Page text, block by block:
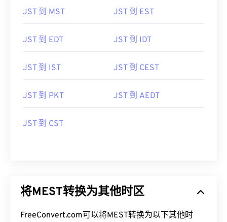
JST 到 MST JST 到 EST
JST 到 EDT JST 到 IDT
JST 到 IST JST 到 CEST
JST 到 PKT JST 到 AEDT
JST 到 CST
将MEST转换为其他时区
FreeConvert.com可以将MEST转换为以下其他时